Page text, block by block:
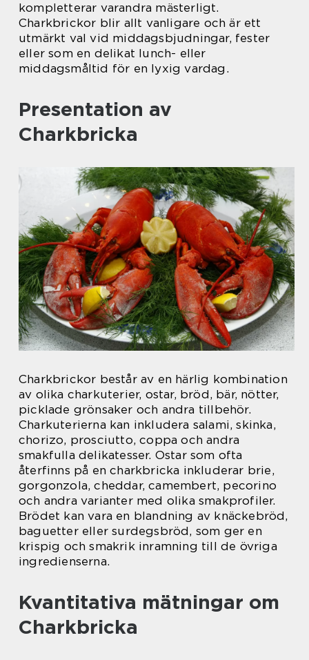
kompletterar varandra mästerligt.
Charkbrickor blir allt vanligare och är ett
utmärkt val vid middagsbjudningar, fester
eller som en delikat lunch- eller
middagsmåltid för en lyxig vardag.
Presentation av
Charkbricka
Charkbrickor består av en härlig kombination
av olika charkuterier, ostar, bröd, bär, nötter,
picklade grönsaker och andra tillbehör.
Charkuterierna kan inkludera salami, skinka,
chorizo, prosciutto, coppa och andra
smakfulla delikatesser. Ostar som ofta
återfinns på en charkbricka inkluderar brie,
gorgonzola, cheddar, camembert, pecorino
och andra varianter med olika smakprofiler.
Brödet kan vara en blandning av knäckebröd,
baguetter eller surdegsbröd, som ger en
krispig och smakrik inramning till de övriga
ingredienserna.
Kvantitativa mätningar om
Charkbricka